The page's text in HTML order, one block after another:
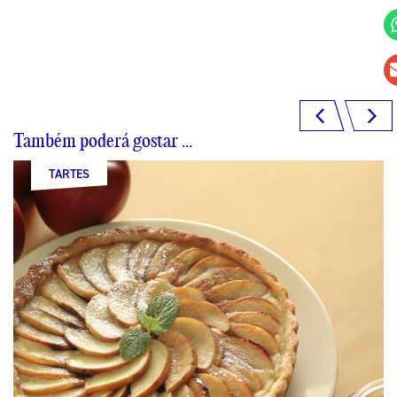
Também poderá gostar ...
TARTES
TARTES